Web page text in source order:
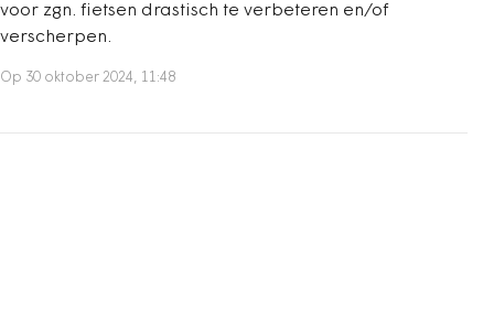
voor zgn. fietsen drastisch te verbeteren en/of
verscherpen.
Op 30 oktober 2024, 11:48